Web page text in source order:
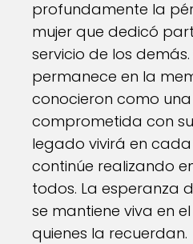
profundamente la
mujer que dedicó
servicio de los
permanece en la
conocieron como
comprometida con
legado vivirá en
continúe realizando
todos. La esperanza
se mantiene viva en
quienes la recuerdan.